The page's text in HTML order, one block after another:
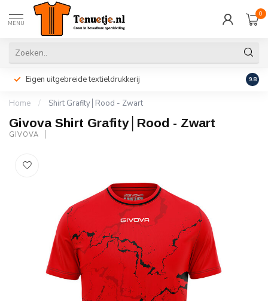
MENU
0
Eigen uitgebreide textieldrukkerij 9.8
Home / Shirt Grafity│Rood - Zwart
Givova Shirt Grafity│Rood - Zwart
GIVOVA